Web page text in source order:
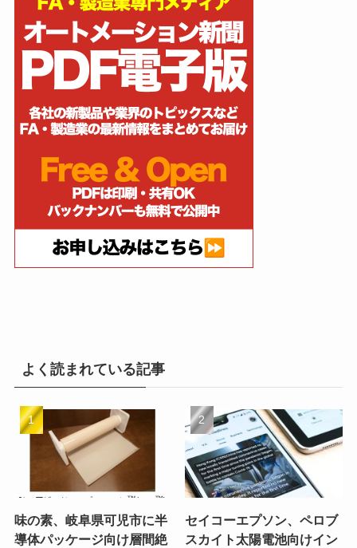
よく読まれている記事
味の素、岐阜県可児市に半
導体パッケージ向け層間絶
セイコーエプソン、ペロブ
スカイト太陽電池向けイン